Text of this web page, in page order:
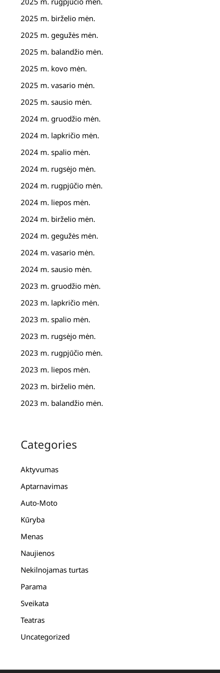
2025 m. birželio mėn.
2025 m. gegužės mėn.
2025 m. balandžio mėn.
2025 m. kovo mėn.
2025 m. vasario mėn.
2025 m. sausio mėn.
2024 m. gruodžio mėn.
2024 m. lapkričio mėn.
2024 m. spalio mėn.
2024 m. rugsėjo mėn.
2024 m. rugpjūčio mėn.
2024 m. liepos mėn.
2024 m. birželio mėn.
2024 m. gegužės mėn.
2024 m. vasario mėn.
2024 m. sausio mėn.
2023 m. gruodžio mėn.
2023 m. lapkričio mėn.
2023 m. spalio mėn.
2023 m. rugsėjo mėn.
2023 m. rugpjūčio mėn.
2023 m. liepos mėn.
2023 m. birželio mėn.
2023 m. balandžio mėn.
Categories
Aktyvumas
Aptarnavimas
Auto-Moto
Kūryba
Menas
Naujienos
Nekilnojamas turtas
Parama
Sveikata
Teatras
Uncategorized